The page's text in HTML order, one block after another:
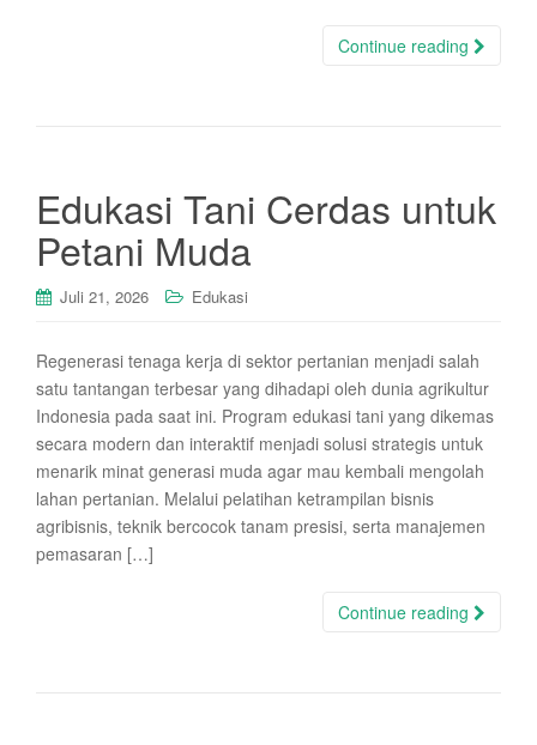
Continue reading
Edukasi Tani Cerdas untuk
Petani Muda
Juli 21, 2026 Edukasi
Regenerasi tenaga kerja di sektor pertanian menjadi salah
satu tantangan terbesar yang dihadapi oleh dunia agrikultur
Indonesia pada saat ini. Program edukasi tani yang dikemas
secara modern dan interaktif menjadi solusi strategis untuk
menarik minat generasi muda agar mau kembali mengolah
lahan pertanian. Melalui pelatihan ketrampilan bisnis
agribisnis, teknik bercocok tanam presisi, serta manajemen
pemasaran […]
Continue reading